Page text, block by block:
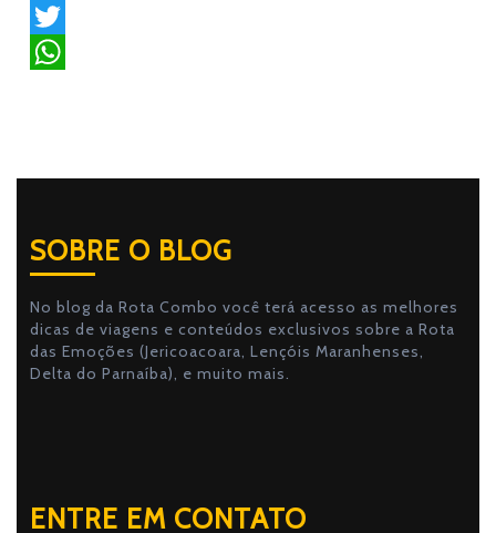
F
a
k
T
rA
p
p
SOBRE O BLOG
No blog da Rota Combo você terá acesso as melhores
dicas de viagens e conteúdos exclusivos sobre a Rota
das Emoções (Jericoacoara, Lençóis Maranhenses,
Delta do Parnaíba), e muito mais.
ENTRE EM CONTATO